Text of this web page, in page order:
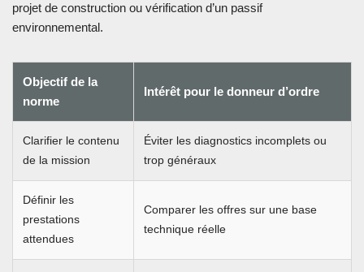
projet de construction ou vérification d’un passif
environnemental.
Objectif de la
norme
Intérêt pour le donneur d’ordre
Clarifier le contenu
de la mission
Éviter les diagnostics incomplets ou
trop généraux
Définir les
prestations
attendues
Comparer les offres sur une base
technique réelle